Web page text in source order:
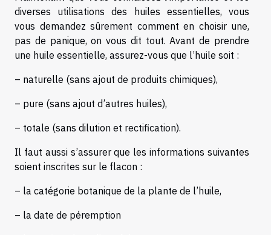
diverses utilisations des huiles essentielles, vous
vous demandez sûrement comment en choisir une,
pas de panique, on vous dit tout. Avant de prendre
une huile essentielle, assurez-vous que l’huile soit :
– naturelle (sans ajout de produits chimiques),
– pure (sans ajout d’autres huiles),
– totale (sans dilution et rectification).
Il faut aussi s’assurer que les informations suivantes
soient inscrites sur le flacon :
– la catégorie botanique de la plante de l’huile,
– la date de péremption